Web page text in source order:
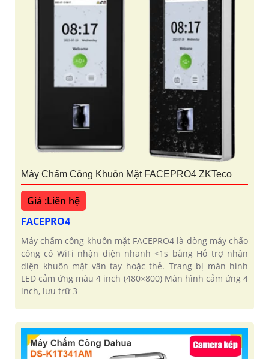
Máy Chấm Công Khuôn Mặt FACEPRO4 ZKTeco
Giá :Liên hệ
FACEPRO4
Máy chấm công khuôn mặt FACEPRO4 là dòng máy chấo
công có WiFi nhận diện nhanh <1s bằng Hỗ trợ nhận
diện khuôn mặt vân tay hoặc thẻ. Trang bị màn hình
LED cảm ứng màu 4 inch (480×800) Màn hình cảm ứng 4
inch, lưu trữ 3